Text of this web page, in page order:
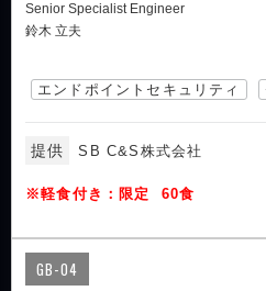
Senior Specialist Engineer
鈴木 立夫
エンドポイントセキュリティ
提供 SB C&S株式会社
※軽食付き：限定 60食
GB-04